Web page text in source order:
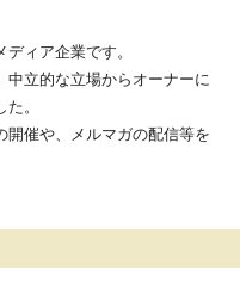
ィア企業です。
立的な立場からオーナーに
。
開催や、メルマガの配信等を